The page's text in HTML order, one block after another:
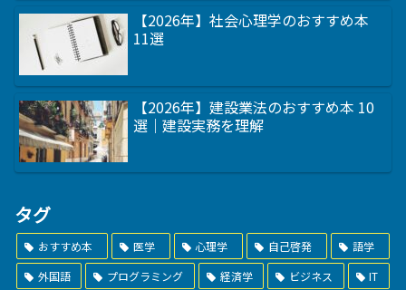
【2026年】社会心理学のおすすめ本
11選
【2026年】建設業法のおすすめ本 10
選｜建設実務を理解
タグ
おすすめ本 医学 心理学 自己啓発
語学
外国語
プログラミング 経済学 ビジネス
IT